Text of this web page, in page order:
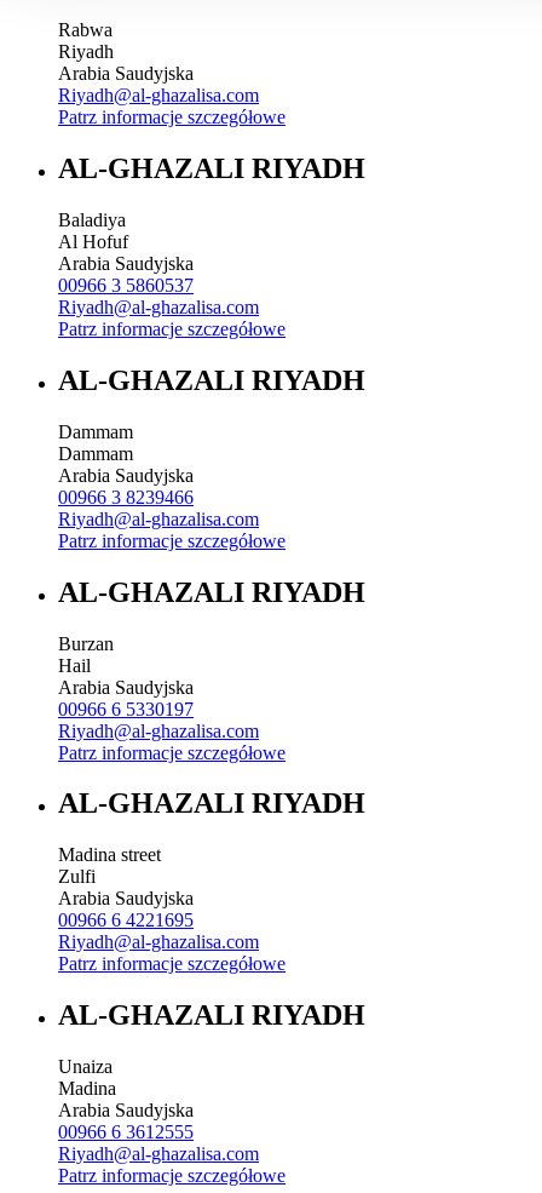
Rabwa
Riyadh
Arabia Saudyjska
Riyadh@al-ghazalisa.com
Patrz informacje szczegółowe
AL-GHAZALI RIYADH
Baladiya
Al Hofuf
Arabia Saudyjska
00966 3 5860537
Riyadh@al-ghazalisa.com
Patrz informacje szczegółowe
AL-GHAZALI RIYADH
Dammam
Dammam
Arabia Saudyjska
00966 3 8239466
Riyadh@al-ghazalisa.com
Patrz informacje szczegółowe
AL-GHAZALI RIYADH
Burzan
Hail
Arabia Saudyjska
00966 6 5330197
Riyadh@al-ghazalisa.com
Patrz informacje szczegółowe
AL-GHAZALI RIYADH
Madina street
Zulfi
Arabia Saudyjska
00966 6 4221695
Riyadh@al-ghazalisa.com
Patrz informacje szczegółowe
AL-GHAZALI RIYADH
Unaiza
Madina
Arabia Saudyjska
00966 6 3612555
Riyadh@al-ghazalisa.com
Patrz informacje szczegółowe